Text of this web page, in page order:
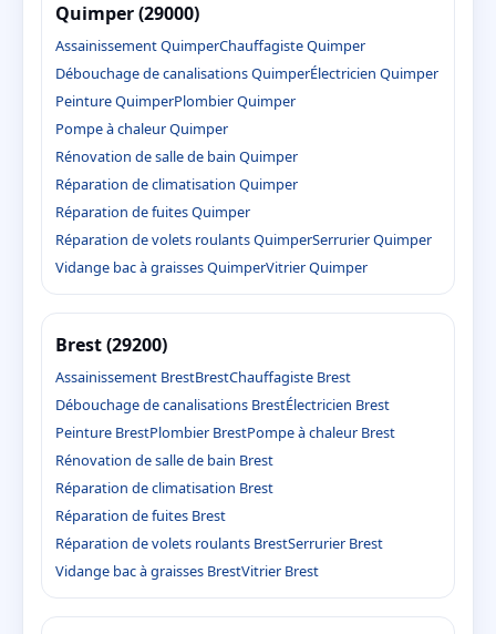
Quimper (29000)
Assainissement QuimperChauffagiste Quimper
Débouchage de canalisations QuimperÉlectricien Quimper
Peinture QuimperPlombier Quimper
Pompe à chaleur Quimper
Rénovation de salle de bain Quimper
Réparation de climatisation Quimper
Réparation de fuites Quimper
Réparation de volets roulants QuimperSerrurier Quimper
Vidange bac à graisses QuimperVitrier Quimper
Brest (29200)
Assainissement BrestBrestChauffagiste Brest
Débouchage de canalisations BrestÉlectricien Brest
Peinture BrestPlombier BrestPompe à chaleur Brest
Rénovation de salle de bain Brest
Réparation de climatisation Brest
Réparation de fuites Brest
Réparation de volets roulants BrestSerrurier Brest
Vidange bac à graisses BrestVitrier Brest